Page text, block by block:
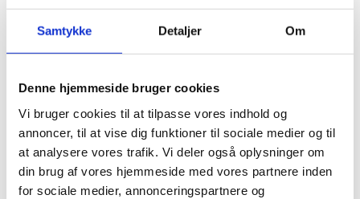
Samtykke Detaljer Om
Denne hjemmeside bruger cookies
Vi bruger cookies til at tilpasse vores indhold og
annoncer, til at vise dig funktioner til sociale medier og til
at analysere vores trafik. Vi deler også oplysninger om
din brug af vores hjemmeside med vores partnere inden
for sociale medier, annonceringspartnere og
Om
Job hos FGU Hovedstaden
Vedtægter
årsrapporter
Privatlivspolitik
whistleblowerordning
Antimobbestrategi
Regler for prøver i FGU Hovedstaden